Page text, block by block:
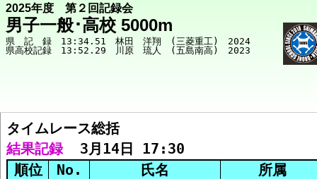
2025年度 第２回記録会
男子一般･高校 5000m
県　記　録　13:34.51　林田　洋翔　(三菱重工)　2024
競技メニューへ
タイムレース総括
結果記録
  3月14日 17:30
順位
No. 氏名 所属